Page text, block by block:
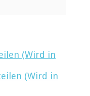
(Wird in
(Wird in